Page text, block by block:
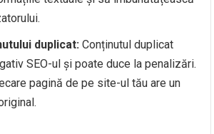
duplicat: Conținutul duplicat
SEO-ul și poate duce la penalizări.
pagină de pe site-ul tău are un